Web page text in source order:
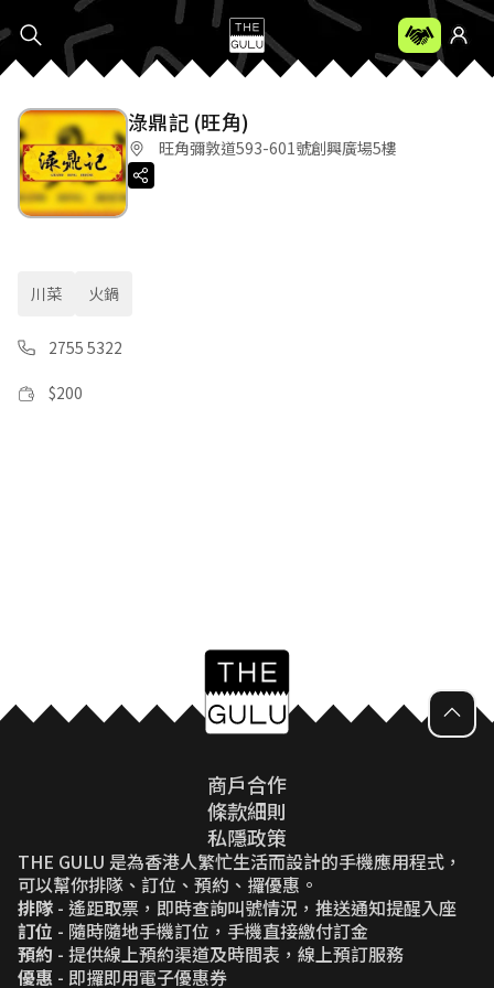
淥鼎記 (旺角)
旺角彌敦道593-601號創興廣場5樓
川菜 火鍋
2755 5322
$200
商戶合作
條款細則
私隱政策
THE GULU 是為香港人繁忙生活而設計的手機應用程式，
可以幫你排隊、訂位、預約、攞優惠。
排隊 - 遙距取票，即時查詢叫號情況，推送通知提醒入座
訂位 - 隨時隨地手機訂位，手機直接繳付訂金
預約 - 提供線上預約渠道及時間表，線上預訂服務
優惠 - 即攞即用電子優惠券